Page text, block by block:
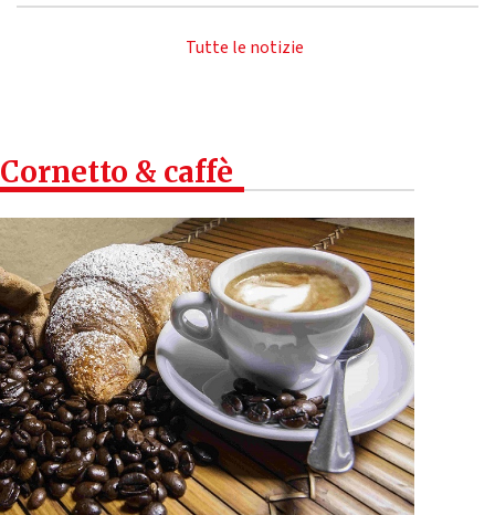
Tutte le notizie
Cornetto & caffè